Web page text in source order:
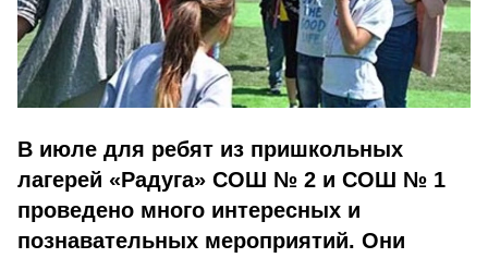
В июле для ребят из пришкольных
лагерей «Радуга» СОШ № 2 и СОШ № 1
проведено много интересных и
познавательных мероприятий. Они